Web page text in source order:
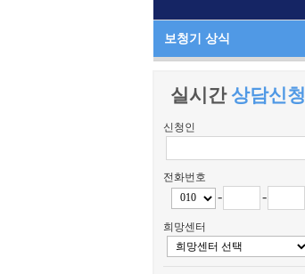
보청기 상식
실시간상담신청
신청인
전화번호
- -
희망센터